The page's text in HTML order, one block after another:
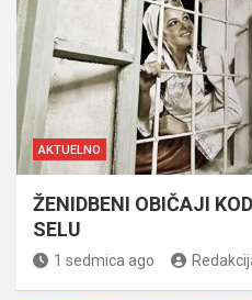
AKTUELNO
ŽENIDBENI OBIČAJI
SELU
1 sedmica ago